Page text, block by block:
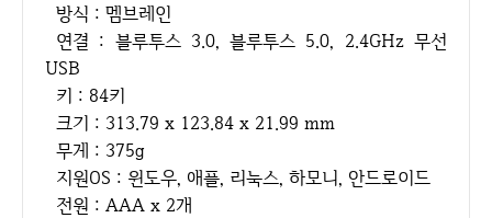
방식 : 멤브레인
연결 : 블루투스 3.0, 블루투스 5.0, 2.4GHz 무선
USB
키 : 84키
크기 : 313.79 x 123.84 x 21.99 mm
무게 : 375g
지원OS : 윈도우, 애플, 리눅스, 하모니, 안드로이드
전원 : AAA x 2개